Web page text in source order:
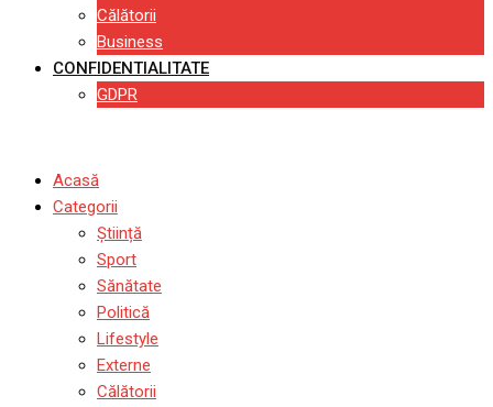
Călătorii
Business
CONFIDENTIALITATE
GDPR
Acasă
Categorii
Știință
Sport
Sănătate
Politică
Lifestyle
Externe
Călătorii